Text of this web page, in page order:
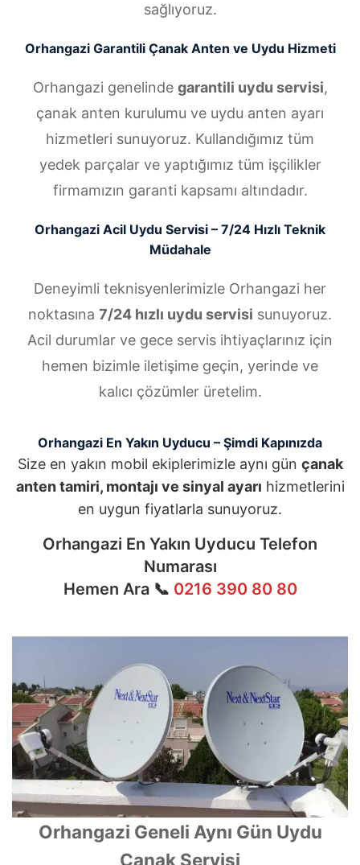
sağlıyoruz.
Orhangazi Garantili Çanak Anten ve Uydu Hizmeti
Orhangazi genelinde garantili uydu servisi,
çanak anten kurulumu ve uydu anten ayarı
hizmetleri sunuyoruz. Kullandığımız tüm
yedek parçalar ve yaptığımız tüm işçilikler
firmamızın garanti kapsamı altındadır.
Orhangazi Acil Uydu Servisi – 7/24 Hızlı Teknik
Müdahale
Deneyimli teknisyenlerimizle Orhangazi her
noktasına 7/24 hızlı uydu servisi sunuyoruz.
Acil durumlar ve gece servis ihtiyaçlarınız için
hemen bizimle iletişime geçin, yerinde ve
kalıcı çözümler üretelim.
Orhangazi En Yakın Uyducu – Şimdi Kapınızda
Size en yakın mobil ekiplerimizle aynı gün çanak
anten tamiri, montajı ve sinyal ayarı hizmetlerini
en uygun fiyatlarla sunuyoruz.
Orhangazi En Yakın Uyducu Telefon
Numarası
Hemen Ara 📞 0216 390 80 80
Orhangazi Geneli Aynı Gün Uydu
Çanak Servisi